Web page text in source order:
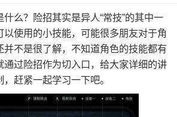
么？险招其实是异人“常技”的其中一
以使用的小技能，可能很多朋友对于角
并不是很了解，不知道角色的技能都有
通过险招作为切入口，给大家详细的讲
赶紧一起学习一下吧。